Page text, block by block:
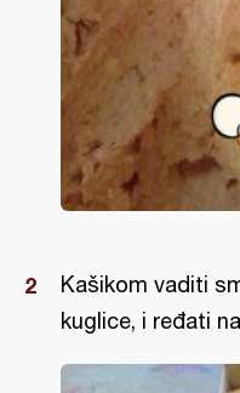
Kašikom vaditi
kuglice, i ređati